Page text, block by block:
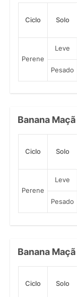
Ciclo Solo
Perene
Leve
Pesado
Banana
Ciclo Solo
Perene
Leve
Pesado
Banana
Ciclo Solo